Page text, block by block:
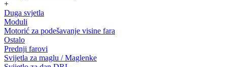
+
Duga svjetla
Moduli
Motorić za podešavanje visine fara
Ostalo
Prednji farovi
Svijetla za maglu / Maglenke